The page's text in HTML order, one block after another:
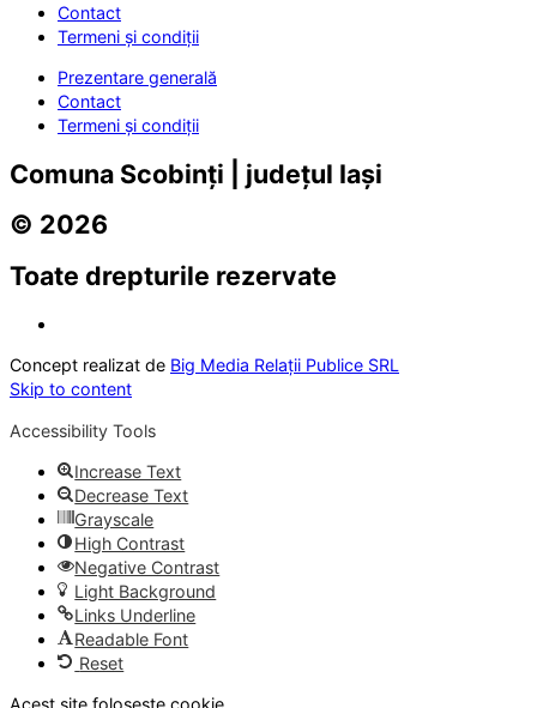
Contact
Termeni și condiții
Prezentare generală
Contact
Termeni și condiții
Comuna Scobinți | județul Iași
© 2026
Toate drepturile rezervate
Concept realizat de Big Media Relații Publice SRL
Skip to content
Accessibility Tools
Increase Text
Decrease Text
Grayscale
High Contrast
Negative Contrast
Light Background
Links Underline
Readable Font
Reset
Acest site folosește cookie